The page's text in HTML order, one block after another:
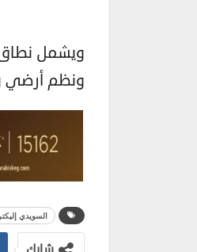
ويشمل نطاق
ونظم أرضي و مهمات
السويدي